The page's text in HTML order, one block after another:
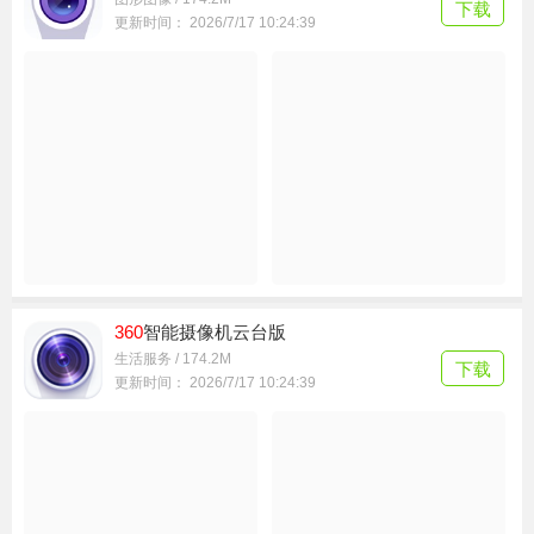
更新时间： 2026/7/17 15:01:13
下载
360摄像机智能看家
图形图像 / 174.2M
更新时间： 2026/7/17 10:24:39
下载